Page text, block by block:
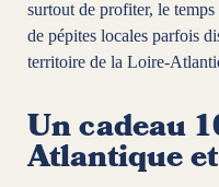
surtout de profiter, le temps
de pépites locales parfois
territoire de la Loire-
Un cadeau
Atlantique